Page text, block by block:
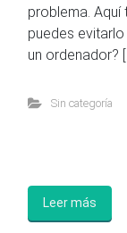
problema.
puedes
un ordenador?
Sin categoría
Leer más